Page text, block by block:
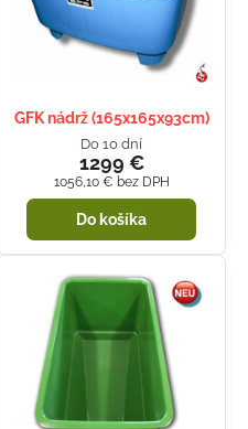
GFK nádrž (165x165x93cm)
Do 10 dní
1299 €
1056,10 € bez DPH
Do košíka